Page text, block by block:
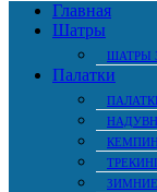
Главная
Шатры
ШАТРЫ
Палатки
ЗИМНИЕ